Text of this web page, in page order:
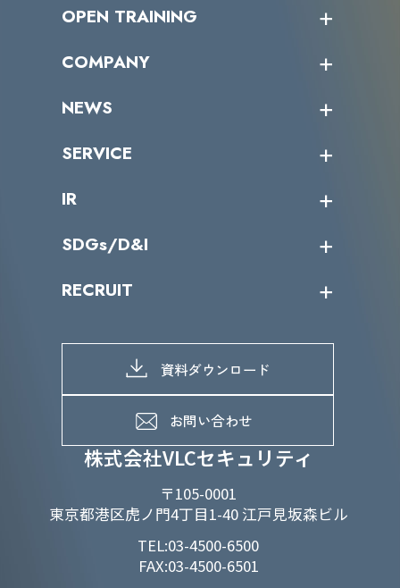
株式会社VLCセキュリティ
〒105-0001
東京都港区虎ノ門4丁目1-40 江戸見坂森ビル
TEL:03-4500-6500
FAX:03-4500-6501
OPEN TRAINING
受講者の声
COMPANY
トップメッセージ
ミッション／ビジョン
パートナー企業一覧
NEWS
サイバーニュース
SERVICE
カテゴリー別サービス一覧
IR
IRカレンダー
IRライブラリー
よくあるご質問
SDGs/D&I
当グループのマテリアリティ
SDGs推進体制
D&Iの取り組み
RECRUIT
募集職種一覧
メッセージ
メンバーインタビュー
資料ダウンロード
お問い合わせ